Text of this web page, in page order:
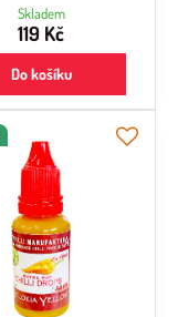
Skladem
119 Kč
Do košíku